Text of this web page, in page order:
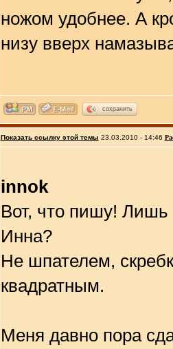
ножом удобнее. А
низу вверх
сохранить
Показать ссылку этой темы 23.03.2010 - 14:46
innok
Вот, что пишу!
Инна?
Не шпателем,
квадратным.
Меня давно пора